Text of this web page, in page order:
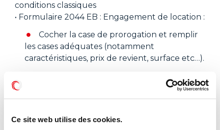
Ce site web utilise des cookies.
conditions classiques
• Formulaire 2044 EB : Engagement de location :
Cocher la case de prorogation et remplir
les cases adéquates (notamment
caractéristiques, prix de revient, surface etc…).
SCI : la SCI prend cet engagement sur le
Cerfa 2044 EB, et les associés transmettent de
des parts.